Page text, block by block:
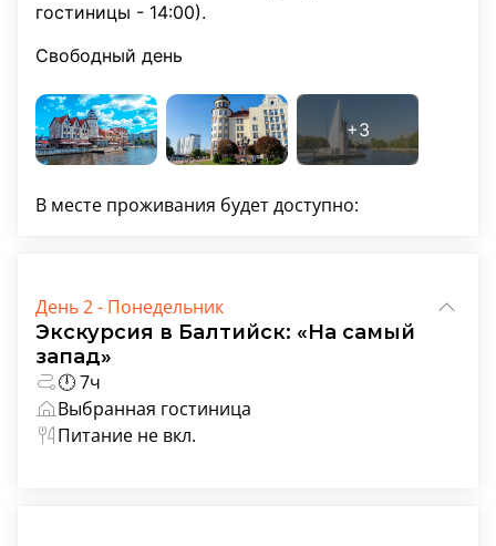
гостиницы - 14:00).
Свободный день
В месте проживания будет доступно:
День 2 - Понедельник
Экскурсия в Балтийск: «На самый
запад»
🕛 7ч
Выбранная гостиница
Питание не вкл.